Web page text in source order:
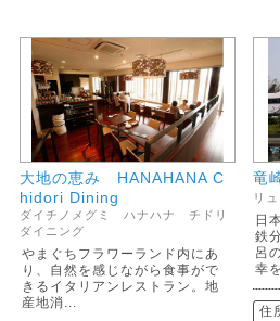
大地の恵み HANAHANA C
hidori Dining
ダイチノメグミ ハナハナ チドリ
ダイニング
やまぐちフラワーランド内にあ
り、自然を感じながら食事がで
きるイタリアンレストラン。地
産地消...
竜
リ
日
鉄
呂
幸
住